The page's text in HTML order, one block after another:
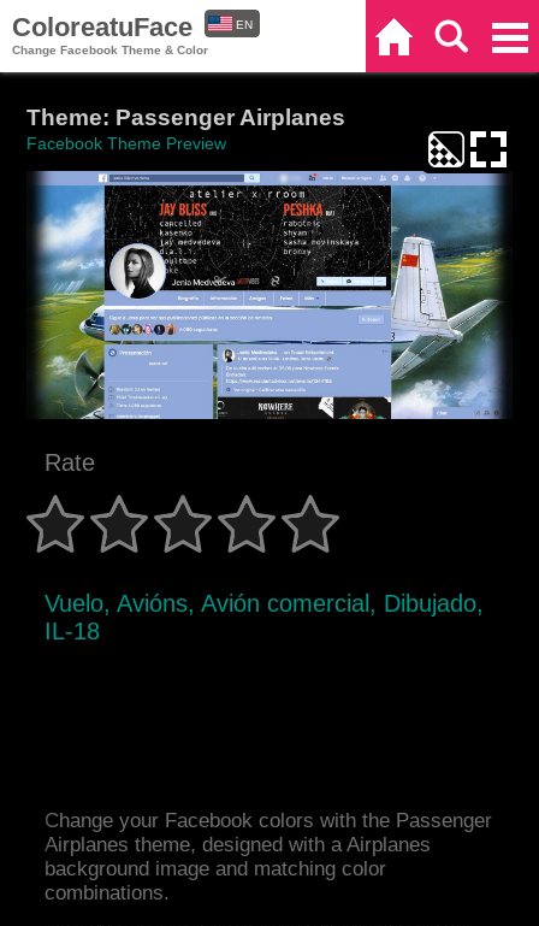
ColoreatuFace
Change Facebook Theme & Color
EN
Theme: Passenger Airplanes
Facebook Theme Preview
Rate
Vuelo, Avións, Avión comercial, Dibujado,
IL-18
Change your Facebook colors with the Passenger
Airplanes theme, designed with a Airplanes
background image and matching color
combinations.